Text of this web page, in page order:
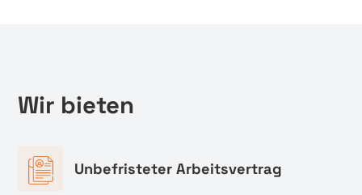
Wir bieten
Unbefristeter Arbeitsvertrag